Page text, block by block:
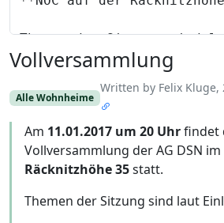
Vollversammlung
Alle Wohnheime
Written by Felix Kluge,
Am 11.01.2017 um 20 Uhrfindet
Vollversammlung der AG DSN im
Räcknitzhöhe 35statt.
Themen der Sitzung sind laut